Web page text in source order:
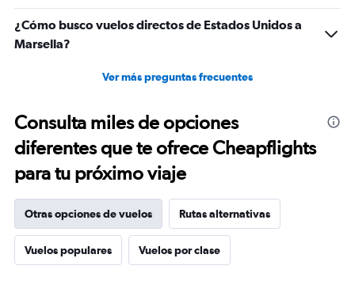
¿Cómo busco vuelos directos de Estados Unidos a
Marsella?
Ver más preguntas frecuentes
Consulta miles de opciones
diferentes que te ofrece Cheapflights
para tu próximo viaje
Otras opciones de vuelos Rutas alternativas
Vuelos populares Vuelos por clase